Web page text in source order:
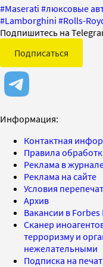
#Maserati #люксовые
#Lamborghini #Rolls-
Подпишитесь на
Подписаться
Информация:
Контактная
Правила
Реклама в
Реклама на сайте
Условия
Архив
Вакансии в Forbes
Сканер
терроризму и
нежелательными
Подписка на